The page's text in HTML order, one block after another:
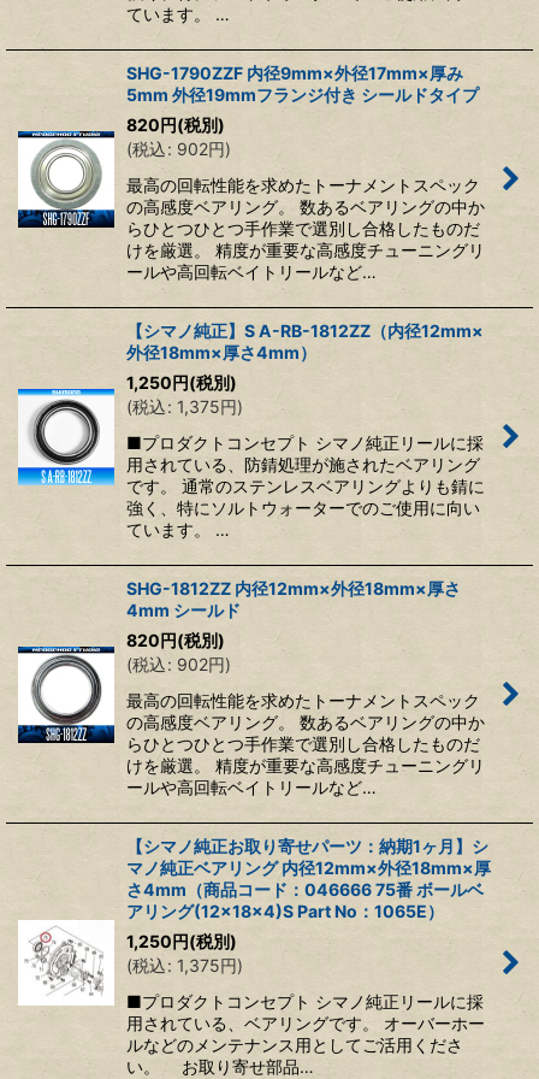
ています。 …
SHG-1790ZZF 内径9mm×外径17mm×厚み
5mm 外径19mmフランジ付き シールドタイプ
820円(税別)
(税込: 902円)
最高の回転性能を求めたトーナメントスペック
の高感度ベアリング。 数あるベアリングの中か
らひとつひとつ手作業で選別し合格したものだ
けを厳選。 精度が重要な高感度チューニングリ
ールや高回転ベイトリールなど…
【シマノ純正】S A-RB-1812ZZ（内径12mm×
外径18mm×厚さ4mm）
1,250円(税別)
(税込: 1,375円)
■プロダクトコンセプト シマノ純正リールに採
用されている、防錆処理が施されたベアリング
です。 通常のステンレスベアリングよりも錆に
強く、特にソルトウォーターでのご使用に向い
ています。 …
SHG-1812ZZ 内径12mm×外径18mm×厚さ
4mm シールド
820円(税別)
(税込: 902円)
最高の回転性能を求めたトーナメントスペック
の高感度ベアリング。 数あるベアリングの中か
らひとつひとつ手作業で選別し合格したものだ
けを厳選。 精度が重要な高感度チューニングリ
ールや高回転ベイトリールなど…
【シマノ純正お取り寄せパーツ：納期1ヶ月】シ
マノ純正ベアリング 内径12mm×外径18mm×厚
さ4mm（商品コード：046666 75番 ボールベ
アリング(12×18×4)S Part No：1065E）
1,250円(税別)
(税込: 1,375円)
■プロダクトコンセプト シマノ純正リールに採
用されている、ベアリングです。 オーバーホー
ルなどのメンテナンス用としてご活用くださ
い。 お取り寄せ部品…